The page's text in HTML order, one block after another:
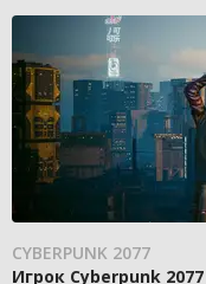
CYBERPUNK 2077
Игрок Cyberpunk